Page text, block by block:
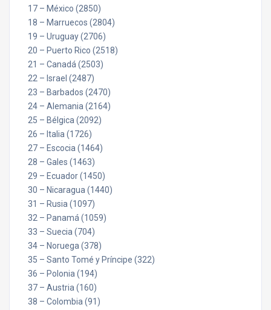
17 – México (2850)
18 – Marruecos (2804)
19 – Uruguay (2706)
20 – Puerto Rico (2518)
21 – Canadá (2503)
22 – Israel (2487)
23 – Barbados (2470)
24 – Alemania (2164)
25 – Bélgica (2092)
26 – Italia (1726)
27 – Escocia (1464)
28 – Gales (1463)
29 – Ecuador (1450)
30 – Nicaragua (1440)
31 – Rusia (1097)
32 – Panamá (1059)
33 – Suecia (704)
34 – Noruega (378)
35 – Santo Tomé y Príncipe (322)
36 – Polonia (194)
37 – Austria (160)
38 – Colombia (91)